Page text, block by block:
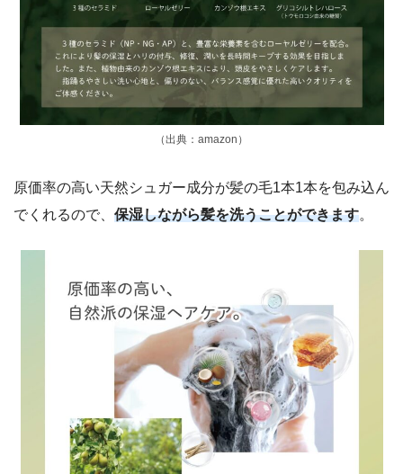
（出典：amazon）
原価率の高い天然シュガー成分が髪の毛1本1本を包み込ん
でくれるので、 保湿しながら髪を洗うことができます。